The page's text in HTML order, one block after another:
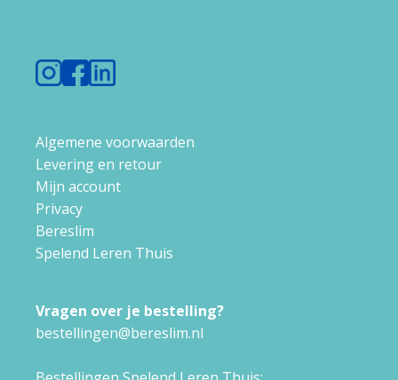
Algemene voorwaarden
Levering en retour
Mijn account
Privacy
Bereslim
Spelend Leren Thuis
Vragen over je bestelling?
bestellingen@bereslim.nl